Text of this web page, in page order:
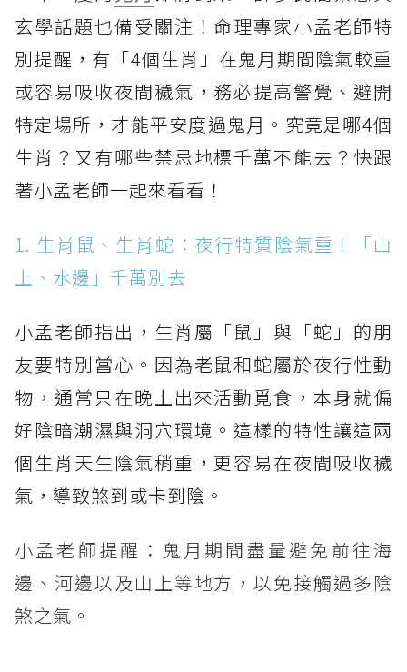
玄學話題也備受關注！命理專家小孟老師特
別提醒，有「4個生肖」在鬼月期間陰氣較重
或容易吸收夜間穢氣，務必提高警覺、避開
特定場所，才能平安度過鬼月。究竟是哪4個
生肖？又有哪些禁忌地標千萬不能去？快跟
著小孟老師一起來看看！
1. 生肖鼠、生肖蛇：夜行特質陰氣重！「山
上、水邊」千萬別去
小孟老師指出，生肖屬「鼠」與「蛇」的朋
友要特別當心。因為老鼠和蛇屬於夜行性動
物，通常只在晚上出來活動覓食，本身就偏
好陰暗潮濕與洞穴環境。這樣的特性讓這兩
個生肖天生陰氣稍重，更容易在夜間吸收穢
氣，導致煞到或卡到陰。
小孟老師提醒：鬼月期間盡量避免前往海
邊、河邊以及山上等地方，以免接觸過多陰
煞之氣。